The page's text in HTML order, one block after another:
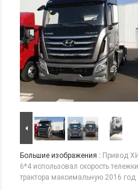
Большие изображения : Привод
6*4 использовал скорость
трактора максимальную 2016 год